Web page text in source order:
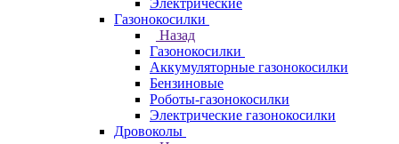
Электрические
Газонокосилки
Назад
Газонокосилки
Аккумуляторные газонокосилки
Бензиновые
Роботы-газонокосилки
Электрические газонокосилки
Дровоколы